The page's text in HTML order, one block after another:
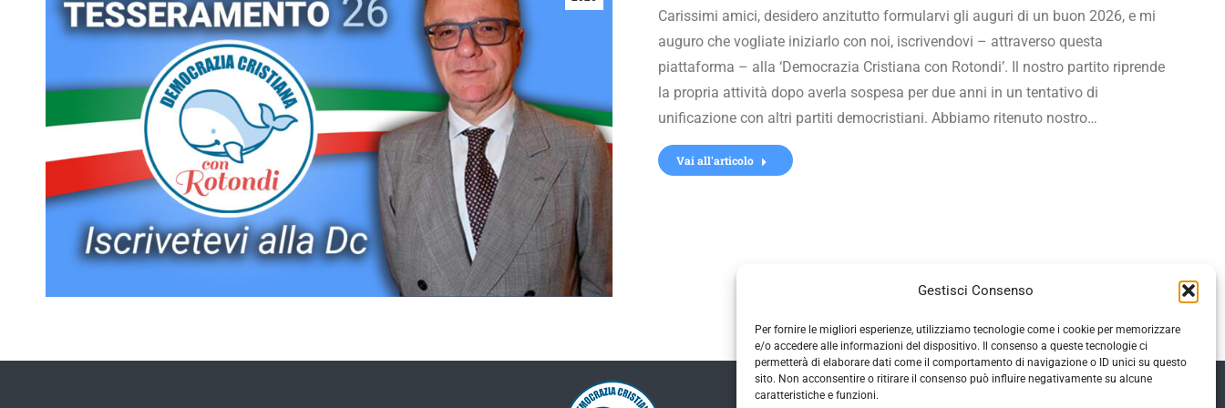
Gestisci Consenso
Per fornire le migliori esperienze, utilizziamo tecnologie come i cookie per memorizzare
e/o accedere alle informazioni del dispositivo. Il consenso a queste tecnologie ci
permetterà di elaborare dati come il comportamento di navigazione o ID unici su questo
sito. Non acconsentire o ritirare il consenso può influire negativamente su alcune
caratteristiche e funzioni.
Carissimi amici, desidero anzitutto formularvi gli auguri di un buon 2026, e mi
auguro che vogliate iniziarlo con noi, iscrivendovi – attraverso questa
piattaforma – alla ‘Democrazia Cristiana con Rotondi’. Il nostro partito riprende
la propria attività dopo averla sospesa per due anni in un tentativo di
unificazione con altri partiti democristiani. Abbiamo ritenuto nostro…
Vai all'articolo